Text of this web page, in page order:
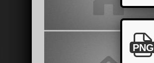
PNG